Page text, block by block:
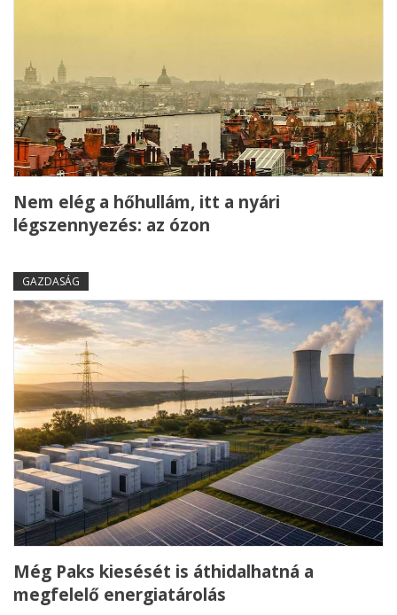
Nem elég a hőhullám, itt a nyári
légszennyezés: az ózon
GAZDASÁG
Még Paks kiesését is áthidalhatná a
megfelelő energiatárolás